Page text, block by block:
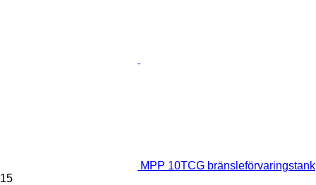
MPP 10TCG bränsleförvaringstank
15